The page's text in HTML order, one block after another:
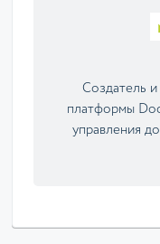
Cоздатель
платформы
управления